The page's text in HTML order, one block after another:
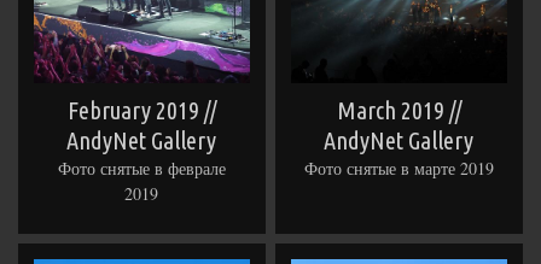
February 2019 //
AndyNet Gallery
Фото снятые в феврале
2019
March 2019 //
AndyNet Gallery
Фото снятые в марте 2019